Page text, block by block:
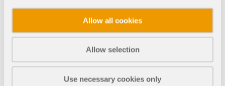
Allow all cookies
Allow selection
Use necessary cookies only
Schräge Bogenbrücke auf Betonwiderlager